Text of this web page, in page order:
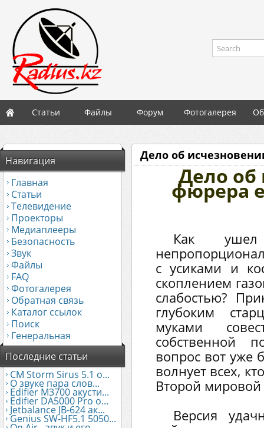
Search
Статьи Файлы Форум Фотогалерея
Навигация
Главная
Статьи
Телевидение
Проекторы
Медиаплееры
Безопасность
Звук
Файлы
FAQ
Фотогалерея
Обратная связь
Каталог ссылок
Поиск
Генеральная
Последние статьи
CM Storm Sirus 5.1 о...
О звуке пара слов...
Edifier М3700 акусти...
Edifier DA5000 Pro о...
Jetbalance JB-624 ак...
Genius SW-HF5.1 5050...
Дело об
Дело об
фюрера
Как
с усиками и
скоплением
слабостью?
глубоким
муками
собственной
вопрос вот уже
волнует всех,
Второй
Версия